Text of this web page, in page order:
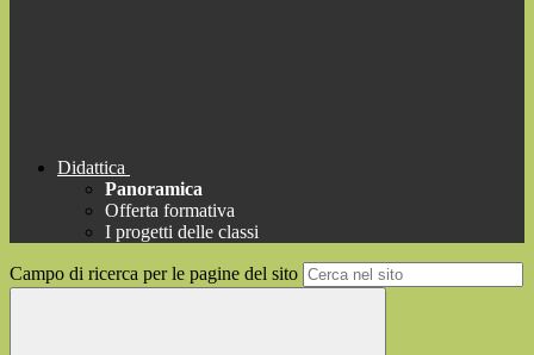
Didattica
Panoramica
Offerta formativa
I progetti delle classi
Campo di ricerca per le pagine del sito